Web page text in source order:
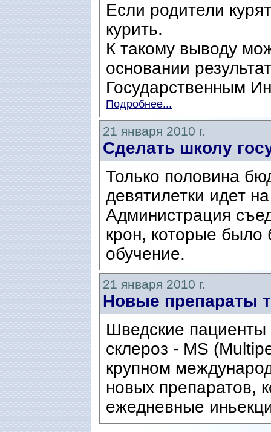
Если родители
курить.
К такому выводу
основании
Государственным
Подробнее...
21 января 2010 г.
Сделать школу
Только половина
девятилетки идет
Администрация
крон, которые
обучение.
21 января 2010 г.
Новые препараты
Шведские пациенты
склероз - MS
крупном
новых препаратов,
ежедневные